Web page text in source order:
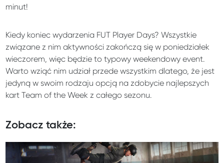
minut!
Kiedy koniec wydarzenia FUT Player Days? Wszystkie
związane z nim aktywności zakończą się w poniedziałek
wieczorem, więc będzie to typowy weekendowy event.
Warto wziąć nim udział przede wszystkim dlatego, że jest
jedyną w swoim rodzaju opcją na zdobycie najlepszych
kart Team of the Week z całego sezonu.
Zobacz także: